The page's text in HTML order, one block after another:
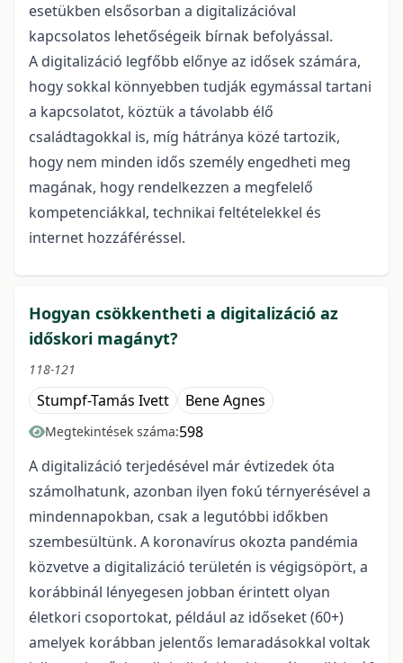
esetükben elsősorban a digitalizációval
kapcsolatos lehetőségeik bírnak befolyással.
A digitalizáció legfőbb előnye az idősek számára,
hogy sokkal könnyebben tudják egymással tartani
a kapcsolatot, köztük a távolabb élő
családtagokkal is, míg hátránya közé tartozik,
hogy nem minden idős személy engedheti meg
magának, hogy rendelkezzen a megfelelő
kompetenciákkal, technikai feltételekkel és
internet hozzáféréssel.
Hogyan csökkentheti a digitalizáció az
időskori magányt?
118-121
Stumpf-Tamás Ivett Bene Agnes
Megtekintések száma:598
A digitalizáció terjedésével már évtizedek óta
számolhatunk, azonban ilyen fokú térnyerésével a
mindennapokban, csak a legutóbbi időkben
szembesültünk. A koronavírus okozta pandémia
közvetve a digitalizáció területén is végigsöpört, a
korábbinál lényegesen jobban érintett olyan
életkori csoportokat, például az időseket (60+)
amelyek korábban jelentős lemaradásokkal voltak